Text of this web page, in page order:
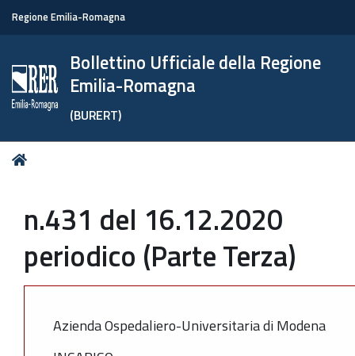
Regione Emilia-Romagna
Bollettino Ufficiale della Regione
Emilia-Romagna
(BURERT)
Tu
n.431 del 16.12.2020
periodico (Parte Terza)
Azienda Ospedaliero-Universitaria di Modena